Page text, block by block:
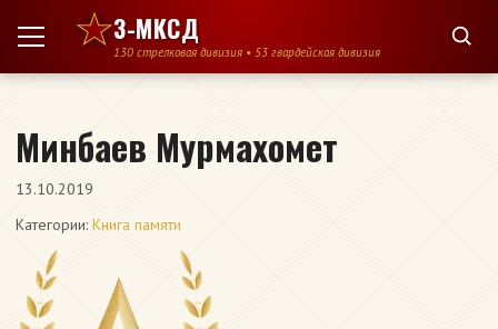
Перейти к содержимому
3-МКСД
130 стрелковая дивизия • 53 гвардейская дивизия
Минбаев Мурмахомет
13.10.2019
Категории: Книга памяти